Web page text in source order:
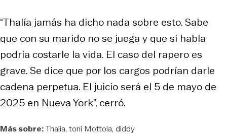
“Thalía jamás ha dicho nada sobre esto. Sabe
que con su marido no se juega y que si habla
podría costarle la vida. El caso del rapero es
grave. Se dice que por los cargos podrían darle
cadena perpetua. El juicio será el 5 de mayo de
2025 en Nueva York”, cerró.
Más sobre:Thalia toni Mottola diddy